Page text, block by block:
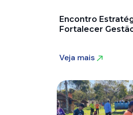
Encontro
Fortalecer
Veja mais